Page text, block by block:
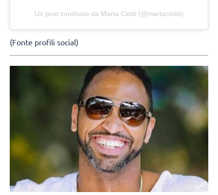
Un post condiviso da Marta Ciotti (@martaciottii)
(Fonte profili social)